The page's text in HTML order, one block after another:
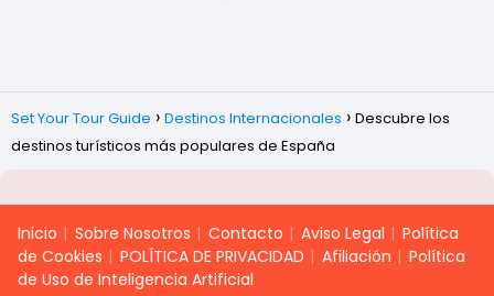
Set Your Tour Guide Destinos Internacionales
Descubre los
destinos turísticos más populares de España
Inicio Sobre Nosotros Contacto Aviso Legal
Política
de Cookies
POLÍTICA DE PRIVACIDAD Afiliación
Política
de Uso de Inteligencia Artificial